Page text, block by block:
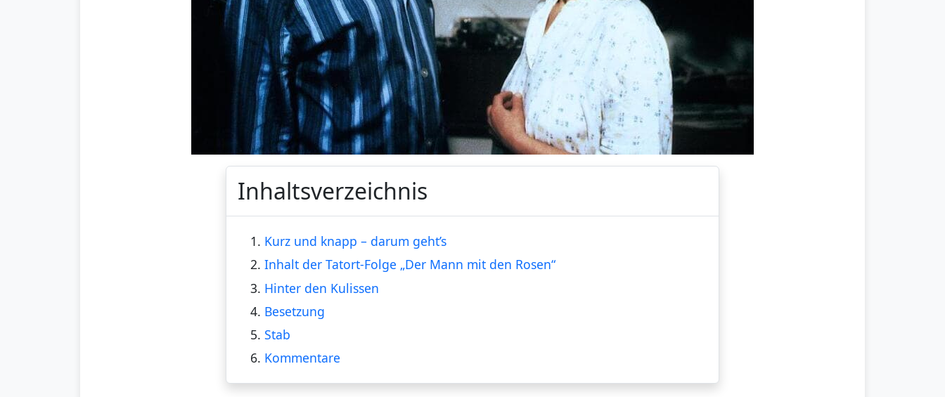
Inhaltsverzeichnis
1. Kurz und knapp – darum geht’s
2. Inhalt der Tatort-Folge „Der Mann mit den Rosen“
3. Hinter den Kulissen
4. Besetzung
5. Stab
6. Kommentare